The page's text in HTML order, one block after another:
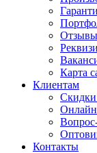
Отзывы
Карта
Клиентам
Контакты